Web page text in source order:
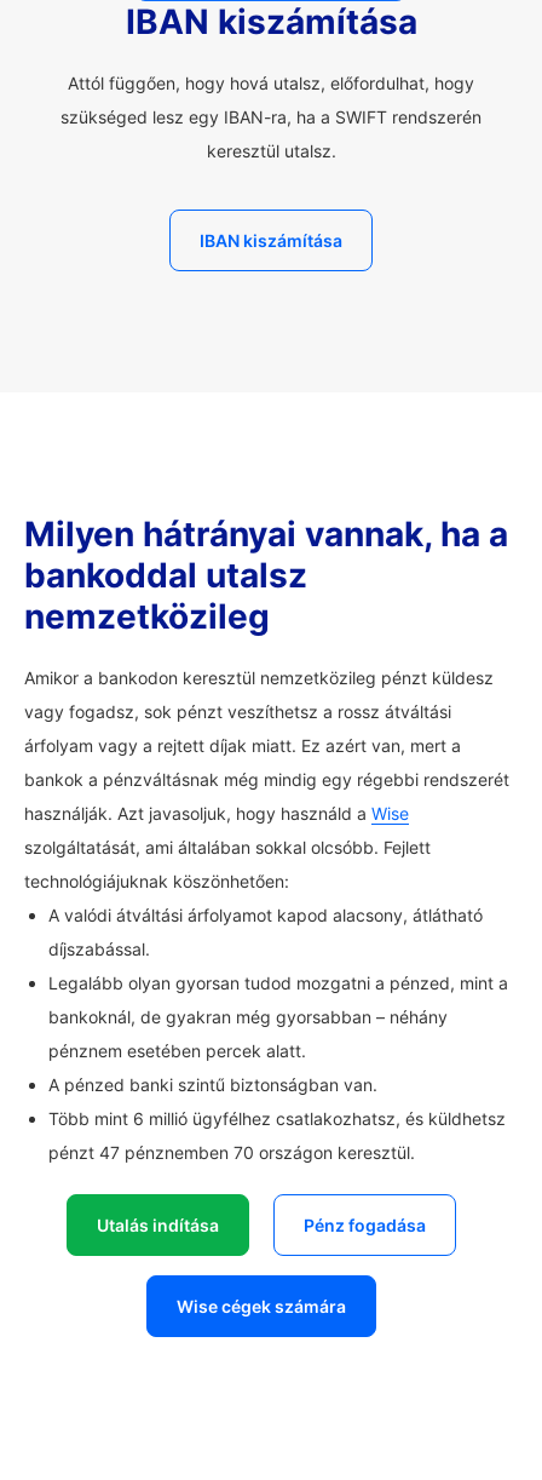
IBAN kiszámítása
Attól függően, hogy hová utalsz, előfordulhat, hogy
szükséged lesz egy IBAN-ra, ha a SWIFT rendszerén
keresztül utalsz.
IBAN kiszámítása
Milyen hátrányai vannak, ha a
bankoddal utalsz
nemzetközileg
Amikor a bankodon keresztül nemzetközileg pénzt küldesz
vagy fogadsz, sok pénzt veszíthetsz a rossz átváltási
árfolyam vagy a rejtett díjak miatt. Ez azért van, mert a
bankok a pénzváltásnak még mindig egy régebbi rendszerét
használják. Azt javasoljuk, hogy használd a Wise
szolgáltatását, ami általában sokkal olcsóbb. Fejlett
technológiájuknak köszönhetően:
A valódi átváltási árfolyamot kapod alacsony, átlátható
díjszabással.
Legalább olyan gyorsan tudod mozgatni a pénzed, mint a
bankoknál, de gyakran még gyorsabban – néhány
pénznem esetében percek alatt.
A pénzed banki szintű biztonságban van.
Több mint 6 millió ügyfélhez csatlakozhatsz, és küldhetsz
pénzt 47 pénznemben 70 országon keresztül.
Utalás indítása Pénz fogadása
Wise cégek számára